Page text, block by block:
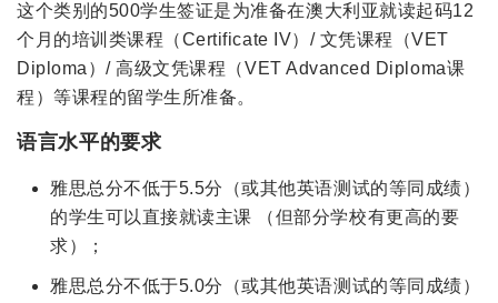
这个类别的500学生签证是为准备在澳大利亚就读起码12
个月的培训类课程（Certificate IV）/ 文凭课程（VET
Diploma）/ 高级文凭课程（VET Advanced Diploma课
程）等课程的留学生所准备。
语言水平的要求
雅思总分不低于5.5分（或其他英语测试的等同成绩）
的学生可以直接就读主课 （但部分学校有更高的要
求）；
雅思总分不低于5.0分（或其他英语测试的等同成绩）